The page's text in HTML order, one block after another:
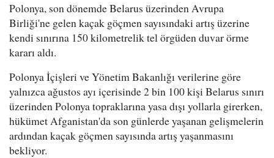
Polonya, son dönemde Belarus üzerinden Avrupa
Birliği'ne gelen kaçak göçmen sayısındaki artış üzerine
kendi sınırına 150 kilometrelik tel örgüden duvar örme
kararı aldı.
Polonya İçişleri ve Yönetim Bakanlığı verilerine göre
yalnızca ağustos ayı içerisinde 2 bin 100 kişi Belarus sınırı
üzerinden Polonya topraklarına yasa dışı yollarla girerken,
hükümet Afganistan'da son günlerde yaşanan gelişmelerin
ardından kaçak göçmen sayısında artış yaşanmasını
bekliyor.